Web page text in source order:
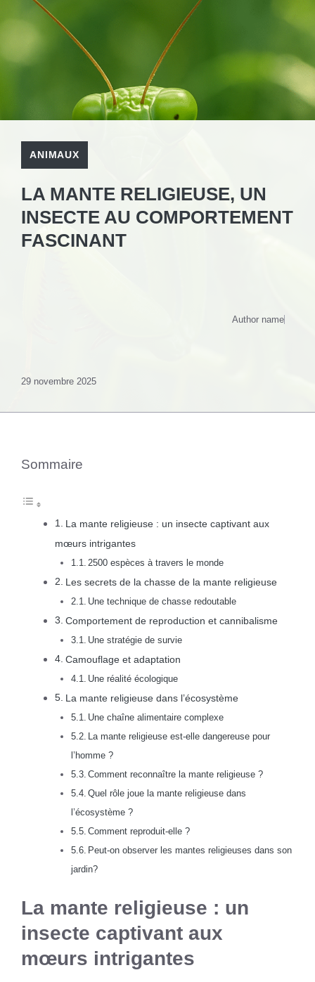
ANIMAUX
LA MANTE RELIGIEUSE, UN
INSECTE AU COMPORTEMENT
FASCINANT
Author name
29 novembre 2025
Sommaire
La mante religieuse : un insecte captivant aux
mœurs intrigantes
2500 espèces à travers le monde
Les secrets de la chasse de la mante religieuse
Une technique de chasse redoutable
Comportement de reproduction et cannibalisme
Une stratégie de survie
Camouflage et adaptation
Une réalité écologique
La mante religieuse dans l’écosystème
Une chaîne alimentaire complexe
La mante religieuse est-elle dangereuse pour
l’homme ?
Comment reconnaître la mante religieuse ?
Quel rôle joue la mante religieuse dans
l’écosystème ?
Comment reproduit-elle ?
Peut-on observer les mantes religieuses dans son
jardin?
La mante religieuse : un
insecte captivant aux
mœurs intrigantes